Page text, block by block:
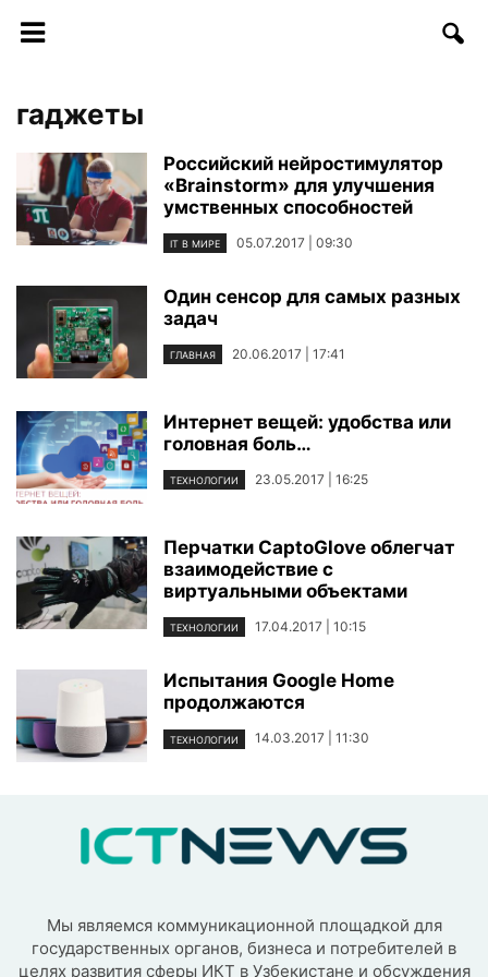
гаджеты
Российский нейростимулятор
«Brainstorm» для улучшения
умственных способностей
IT В МИРЕ 05.07.2017 | 09:30
Один сенсор для самых разных
задач
ГЛАВНАЯ 20.06.2017 | 17:41
Интернет вещей: удобства или
головная боль…
ТЕХНОЛОГИИ 23.05.2017 | 16:25
Перчатки CaptoGlove облегчат
взаимодействие с
виртуальными объектами
ТЕХНОЛОГИИ 17.04.2017 | 10:15
Испытания Google Home
продолжаются
ТЕХНОЛОГИИ 14.03.2017 | 11:30
Мы являемся коммуникационной площадкой для
государственных органов, бизнеса и потребителей в
целях развития сферы ИКТ в Узбекистане и обсуждения